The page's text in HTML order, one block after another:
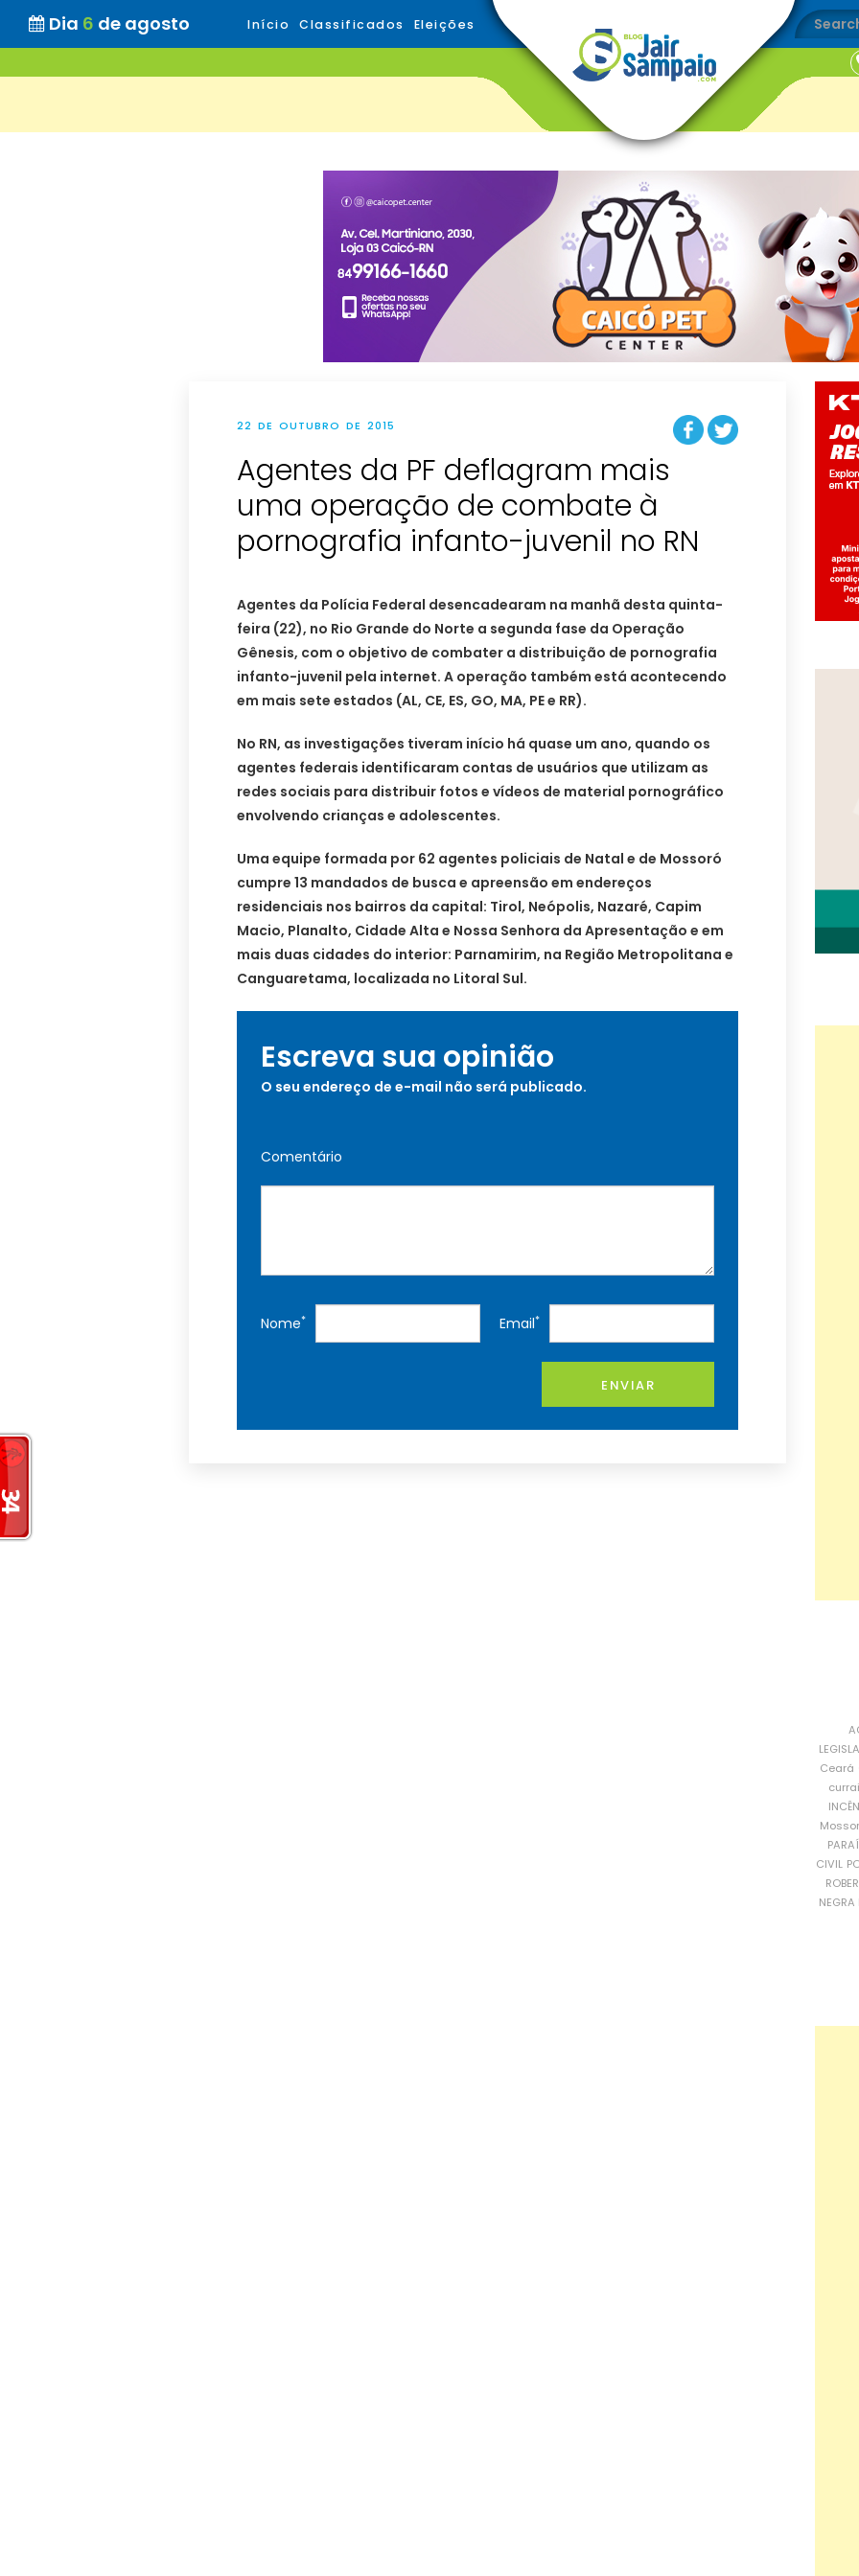
Dia 6 de agosto Início Classificados Eleições
22 DE OUTUBRO DE 2015
Agentes da PF deflagram mais
uma operação de combate à
Agentes da Polícia Federal desencadearam na manhã desta quinta-
feira (22), no Rio Grande do Norte a segunda fase da Operação
Gênesis, com o objetivo de combater a distribuição de pornografia
infanto-juvenil pela internet. A operação também está acontecendo
em mais sete estados (AL, CE, ES, GO, MA, PE e RR).
No RN, as investigações tiveram início há quase um ano, quando os
agentes federais identificaram contas de usuários que utilizam as
redes sociais para distribuir fotos e vídeos de material pornográfico
envolvendo crianças e adolescentes.
Uma equipe formada por 62 agentes policiais de Natal e de Mossoró
cumpre 13 mandados de busca e apreensão em endereços
residenciais nos bairros da capital: Tirol, Neópolis, Nazaré, Capim
Macio, Planalto, Cidade Alta e Nossa Senhora da Apresentação e em
mais duas cidades do interior: Parnamirim, na Região Metropolitana e
Canguaretama, localizada no Litoral Sul.
Escreva sua opinião
O seu endereço de e-mail não será publicado.
Comentário
Nome* Email*
ENVIAR
Ceará
CIVIL
NEGRA